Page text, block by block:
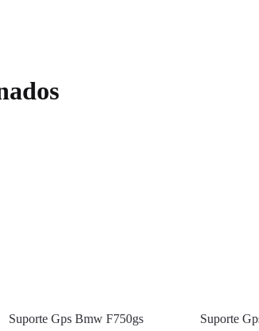
Suporte Gps Bmw F750gs
Suporte